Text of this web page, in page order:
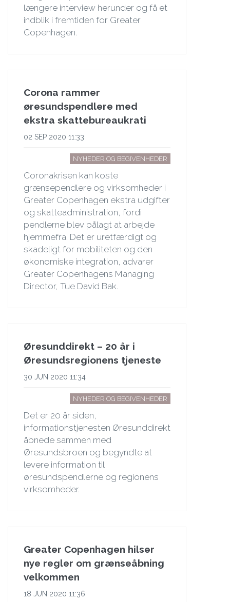
længere interview herunder og få et
indblik i fremtiden for Greater
Copenhagen.
Corona rammer
øresundspendlere med
ekstra skattebureaukrati
02 SEP 2020 11:33
NYHEDER OG BEGIVENHEDER
Coronakrisen kan koste
grænsependlere og virksomheder i
Greater Copenhagen ekstra udgifter
og skatteadministration, fordi
pendlerne blev pålagt at arbejde
hjemmefra. Det er uretfærdigt og
skadeligt for mobiliteten og den
økonomiske integration, advarer
Greater Copenhagens Managing
Director, Tue David Bak.
Øresunddirekt – 20 år i
Øresundsregionens tjeneste
30 JUN 2020 11:34
NYHEDER OG BEGIVENHEDER
Det er 20 år siden,
informationstjenesten Øresunddirekt
åbnede sammen med
Øresundsbroen og begyndte at
levere information til
øresundspendlerne og regionens
virksomheder.
Greater Copenhagen hilser
nye regler om grænseåbning
velkommen
18 JUN 2020 11:36